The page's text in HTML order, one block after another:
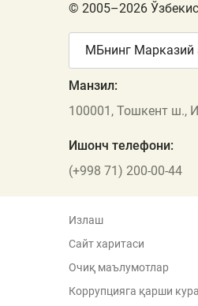
© 2005–2026
МБнинг Марказий
Манзил:
100001, Тошкент ш.,
Ишонч телефони:
(+998 71) 200-00-44
Излаш
Сайт харитаси
Очиқ маълумотлар
Коррупцияга қарши